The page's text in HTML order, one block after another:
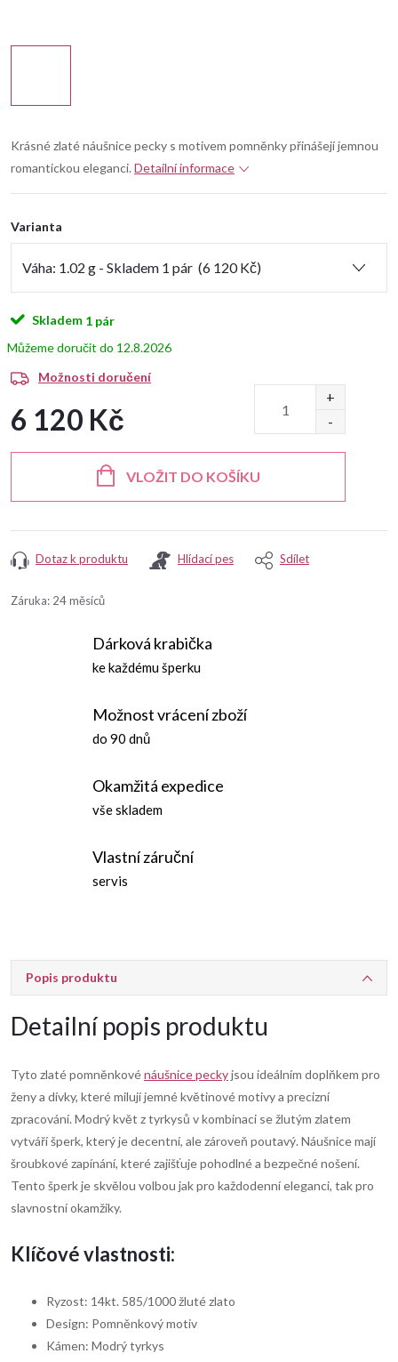
Krásné zlaté náušnice pecky s motivem pomněnky přinášejí jemnou
romantickou eleganci. Detailní informace
Varianta
Skladem 1 pár
12.8.2026
Možnosti doručení
6 120 Kč
VLOŽIT DO KOŠÍKU
Dotaz k produktu Hlídací pes Sdílet
Záruka: 24 měsíců
Dárková krabička
ke každému šperku
Možnost vrácení zboží
do 90 dnů
Okamžitá expedice
vše skladem
Vlastní záruční
servis
Popis produktu
Detailní popis produktu
Tyto zlaté pomněnkovénáušnice peckyjsou ideálním doplňkem pro
ženy a dívky, které milují jemné květinové motivy a precizní
zpracování. Modrý květ z tyrkysů v kombinaci se žlutým zlatem
vytváří šperk, který je decentní, ale zároveň poutavý. Náušnice mají
šroubkové zapínání, které zajišťuje pohodlné a bezpečné nošení.
Tento šperk je skvělou volbou jak pro každodenní eleganci, tak pro
slavnostní okamžiky.
Klíčové vlastnosti:
Ryzost: 14kt. 585/1000 žluté zlato
Design: Pomněnkový motiv
Kámen: Modrý tyrkys